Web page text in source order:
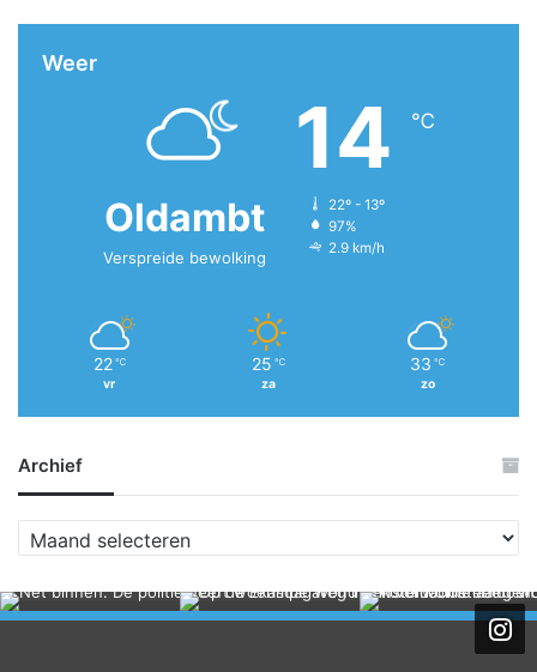
Weer
Oldambt
Verspreide bewolking
14 ℃
22º - 13º
97%
2.9 km/h
22 ℃
vr
25 ℃
za
33 ℃
zo
Archief
r
h